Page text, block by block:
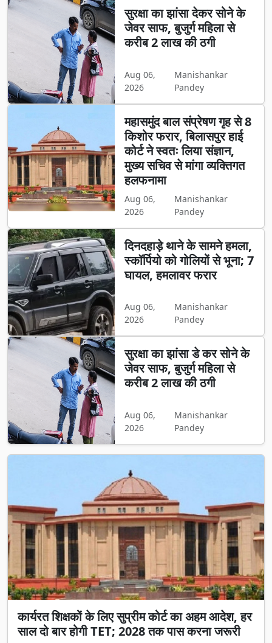
सुरक्षा का झांसा देकर सोने के
जेवर साफ, बुजुर्ग महिला से
करीब 2 लाख की ठगी
Aug 06,
2026
Manishankar
Pandey
महासमुंद बाल संप्रेषण गृह से 8
किशोर फरार, बिलासपुर हाई
कोर्ट ने स्वतः लिया संज्ञान,
मुख्य सचिव से मांगा व्यक्तिगत
हलफनामा
Aug 06,
2026
Manishankar
Pandey
दिनदहाड़े थाने के सामने हमला,
स्कॉर्पियो को गोलियों से भूना; 7
घायल, हमलावर फरार
Aug 06,
2026
Manishankar
Pandey
सुरक्षा का झांसा डे कर सोने के
जेवर साफ, बुजुर्ग महिला से
करीब 2 लाख की ठगी
Aug 06,
2026
Manishankar
Pandey
कार्यरत शिक्षकों के लिए सुप्रीम कोर्ट का अहम आदेश, हर
साल दो बार होगी TET; 2028 तक पास करना जरूरी